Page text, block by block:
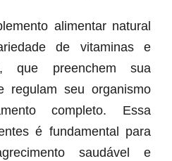
alimentar natural
de vitaminas e
que preenchem sua
regulam seu organismo
completo. Essa
é fundamental para
saudável e